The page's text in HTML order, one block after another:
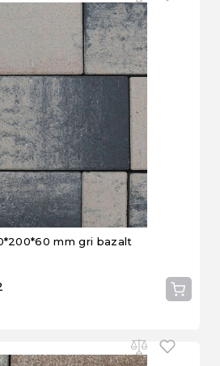
mm gri bazalt